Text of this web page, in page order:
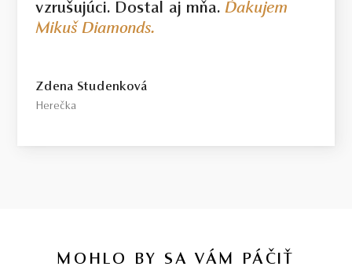
vzrušujúci. Dostal aj mňa.Ďakujem
Mikuš Diamonds.
Zdena Studenková
Herečka
MOHLO BY SA VÁM PÁČIŤ